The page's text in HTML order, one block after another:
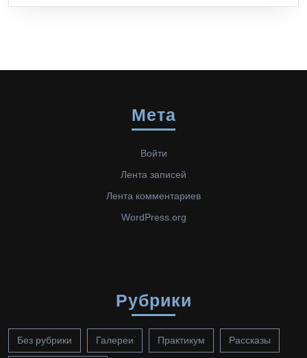
Мета
Войти
Лента записей
Лента комментариев
WordPress.org
Рубрики
Без рубрики Галереи Практикум Рассказы